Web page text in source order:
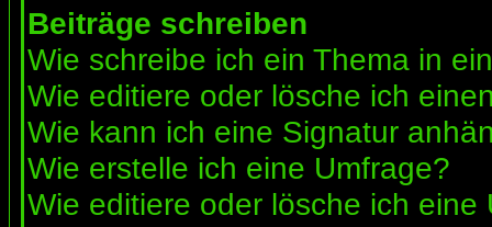
Beiträge schreiben
Wie schreibe ich ein Thema in
Wie editiere oder lösche ich
Wie kann ich eine Signatur
Wie erstelle ich eine Umfrage?
Wie editiere oder lösche ich eine